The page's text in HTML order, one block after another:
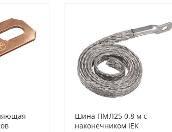
Шина ПМЛ25 0.8 м с
наконечником IEK